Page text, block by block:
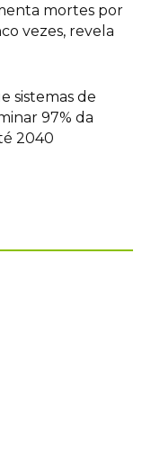
mortes por
vezes, revela
sistemas de
97% da
2040